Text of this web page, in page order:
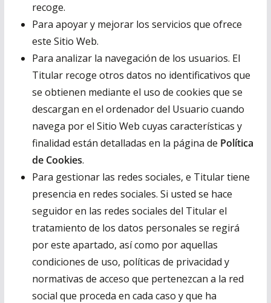
recoge.
Para apoyar y mejorar los servicios que ofrece
este Sitio Web.
Para analizar la navegación de los usuarios. El
Titular recoge otros datos no identificativos que
se obtienen mediante el uso de cookies que se
descargan en el ordenador del Usuario cuando
navega por el Sitio Web cuyas características y
finalidad están detalladas en la página de Política
de Cookies.
Para gestionar las redes sociales, e Titular tiene
presencia en redes sociales. Si usted se hace
seguidor en las redes sociales del Titular el
tratamiento de los datos personales se regirá
por este apartado, así como por aquellas
condiciones de uso, políticas de privacidad y
normativas de acceso que pertenezcan a la red
social que proceda en cada caso y que ha